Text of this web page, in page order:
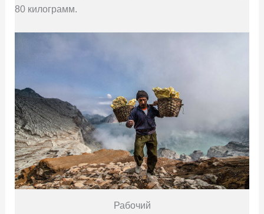
80 килограмм.
Рабочий